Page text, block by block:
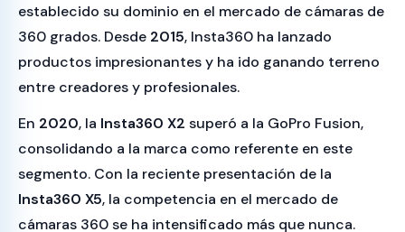
establecido su dominio en el mercado de cámaras de
360 grados. Desde 2015, Insta360 ha lanzado
productos impresionantes y ha ido ganando terreno
entre creadores y profesionales.
En 2020, la Insta360 X2 superó a la GoPro Fusion,
consolidando a la marca como referente en este
segmento. Con la reciente presentación de la
Insta360 X5, la competencia en el mercado de
cámaras 360 se ha intensificado más que nunca.